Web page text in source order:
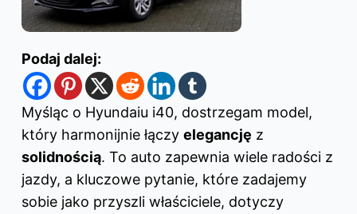
Podaj dalej:
Myśląc o Hyundaiu i40, dostrzegam model,
który harmonijnie łączy elegancję z
solidnością. To auto zapewnia wiele radości z
jazdy, a kluczowe pytanie, które zadajemy
sobie jako przyszli właściciele, dotyczy